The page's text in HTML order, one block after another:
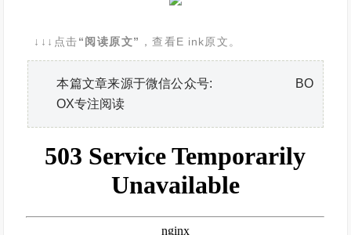
↓↓↓点击“阅读原文” ，查看E ink原文。
本篇文章来源于微信公众号: BO
OX专注阅读